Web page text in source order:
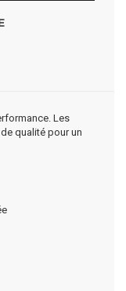
Les
qualité pour un